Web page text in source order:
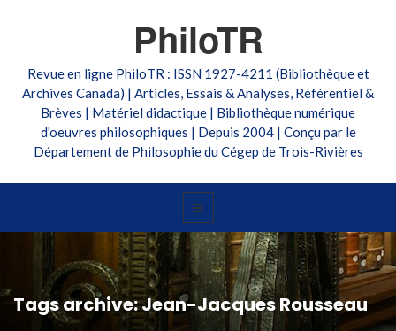
PhiloTR
Revue en ligne PhiloTR : ISSN 1927-4211 (Bibliothèque et
Archives Canada) | Articles, Essais & Analyses, Référentiel &
Brèves | Matériel didactique | Bibliothèque numérique
d'oeuvres philosophiques | Depuis 2004 | Conçu par le
Département de Philosophie du Cégep de Trois-Rivières
Tags archive: Jean-Jacques Rousseau